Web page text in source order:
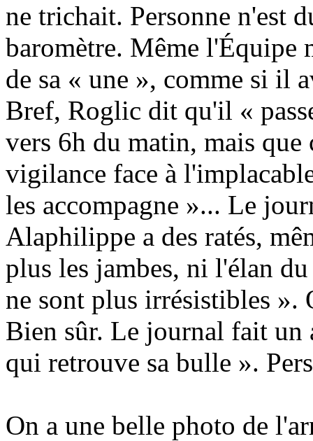
ne trichait. Personne n'est
baromètre. Même l'Équipe
de sa « une », comme si il
Bref, Roglic dit qu'il «
vers 6h du matin, mais que
vigilance face à
les accompagne »... Le
Alaphilippe a des ratés,
plus les jambes, ni l'élan
ne sont plus irrésistibles ».
Bien sûr. Le journal fait un
qui retrouve sa bulle ».
On a une belle photo de